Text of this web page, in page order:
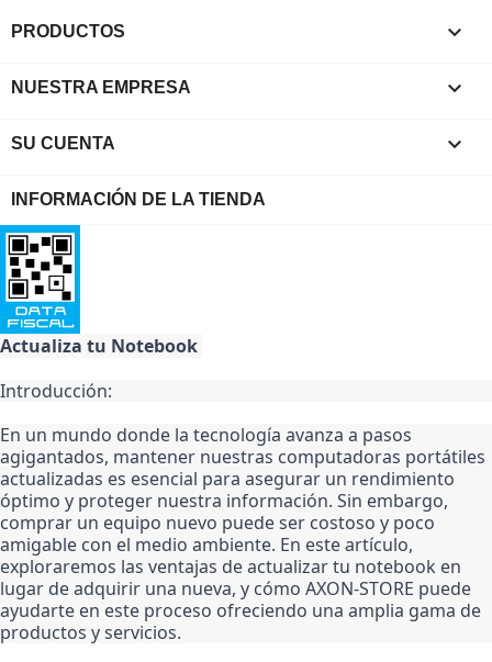
PRODUCTOS 
NUESTRA EMPRESA 
SU CUENTA 
INFORMACIÓN DE LA TIENDA
Actualiza tu Notebook
Introducción:
En un mundo donde la tecnología avanza a pasos
agigantados, mantener nuestras computadoras portátiles
actualizadas es esencial para asegurar un rendimiento
óptimo y proteger nuestra información. Sin embargo,
comprar un equipo nuevo puede ser costoso y poco
amigable con el medio ambiente. En este artículo,
exploraremos las ventajas de actualizar tu notebook en
lugar de adquirir una nueva, y cómo AXON-STORE puede
ayudarte en este proceso ofreciendo una amplia gama de
productos y servicios.